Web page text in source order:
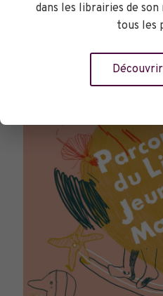
TOURNÉES GÉNÉRALES
dans les librairies de
tous les